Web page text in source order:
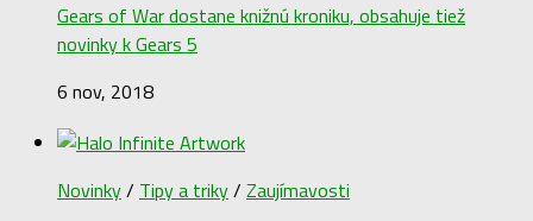
Gears of War dostane knižnú kroniku, obsahuje tiež
novinky k Gears 5
6 nov, 2018
Novinky/ Tipy a triky/ Zaujímavosti